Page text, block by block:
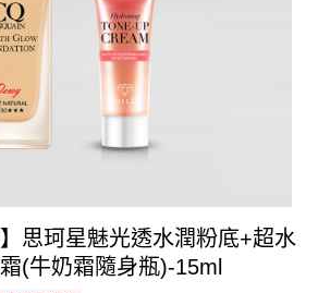
】思珂星魅光透水潤粉底+超水
(牛奶霜隨身瓶)-15ml